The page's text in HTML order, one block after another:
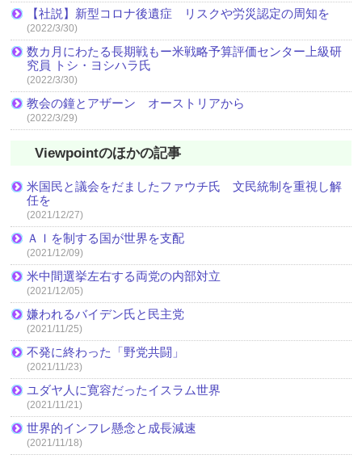
【社説】新型コロナ後遺症 リスクや労災認定の周知を
(2022/3/30)
数カ月にわたる長期戦もー米戦略予算評価センター上級研
究員 トシ・ヨシハラ氏
(2022/3/30)
教会の鐘とアザーン オーストリアから
(2022/3/29)
Viewpointのほかの記事
米国民と議会をだましたファウチ氏 文民統制を重視し解
任を
(2021/12/27)
ＡＩを制する国が世界を支配
(2021/12/09)
米中間選挙左右する両党の内部対立
(2021/12/05)
嫌われるバイデン氏と民主党
(2021/11/25)
不発に終わった「野党共闘」
(2021/11/23)
ユダヤ人に寛容だったイスラム世界
(2021/11/21)
世界的インフレ懸念と成長減速
(2021/11/18)